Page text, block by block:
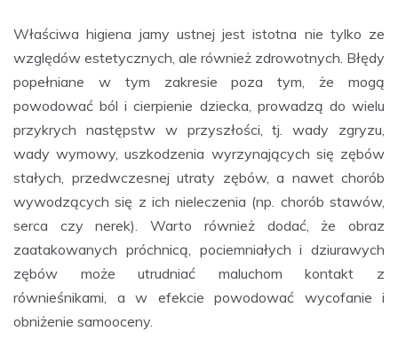
Właściwa higiena jamy ustnej jest istotna nie tylko ze
względów estetycznych, ale również zdrowotnych. Błędy
popełniane w tym zakresie poza tym, że mogą
powodować ból i cierpienie dziecka, prowadzą do wielu
przykrych następstw w przyszłości, tj. wady zgryzu,
wady wymowy, uszkodzenia wyrzynających się zębów
stałych, przedwczesnej utraty zębów, a nawet chorób
wywodzących się z ich nieleczenia (np. chorób stawów,
serca czy nerek). Warto również dodać, że obraz
zaatakowanych próchnicą, pociemniałych i dziurawych
zębów może utrudniać maluchom kontakt z
równieśnikami, a w efekcie powodować wycofanie i
obniżenie samooceny.